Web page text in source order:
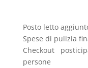
Posto letto
Spese di pulizia
Checkout
persone